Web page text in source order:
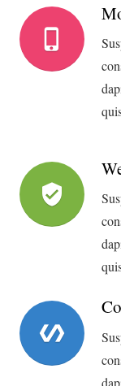
phone_iphone
verified_user
polymer